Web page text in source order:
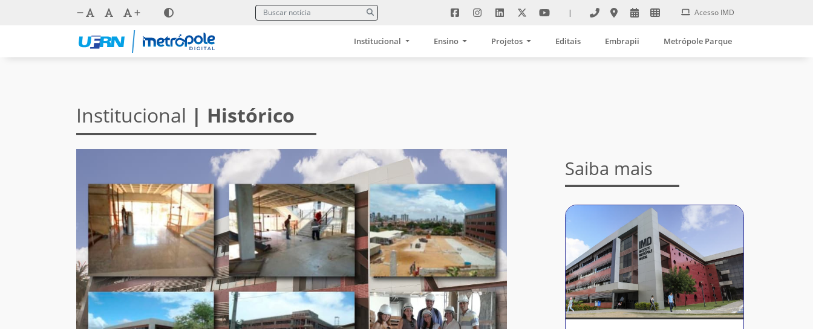
| Acesso IMD
Institucional Ensino Projetos Editais Embrapii Metrópole Parque
Institucional | Histórico
Saiba mais